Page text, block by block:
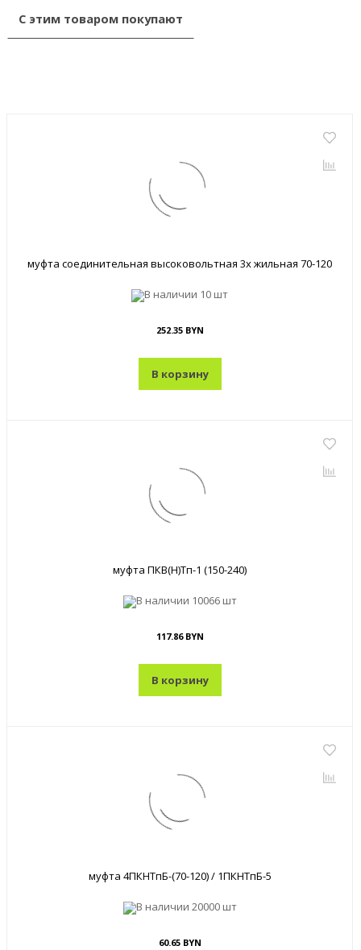
С этим товаром покупают
муфта соединительная высоковольтная 3х жильная 70-120
В наличии 10 шт
252.35 BYN
В корзину
муфта ПКВ(Н)Тп-1 (150-240)
В наличии 10066 шт
117.86 BYN
В корзину
муфта 4ПКНТпБ-(70-120) / 1ПКНТпБ-5
В наличии 20000 шт
60.65 BYN